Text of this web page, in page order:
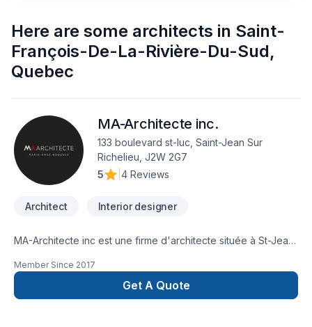
Here are some architects in Saint-
François-De-La-Rivière-Du-Sud,
Quebec
MA-Architecte inc.
133 boulevard st-luc, Saint-Jean Sur
Richelieu, J2W 2G7
5
4 Reviews
Architect Interior designer
MA-Architecte inc est une firme d'architecte située à St-Jean
Member Since 2017
Get A Quote